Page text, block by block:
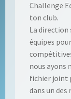
Challenge
ton club.
La direction
équipes
nous
fichier joint
dans un des